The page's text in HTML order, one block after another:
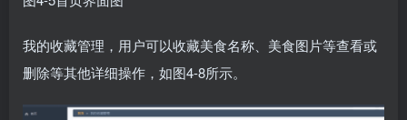
我的收藏管理，用户可以收藏美食名称、美食图片等查看或
删除等其他详细操作，如图4-8所示。